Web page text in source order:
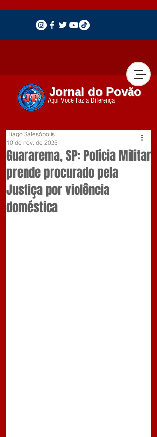
Jornal do Povão
Aqui Você Faz a Diferença
Guararema, SP: Polícia Militar
prende procurado pela
Justiça por violência
doméstica
Hiago Salesópolis
10 de nov. de 2025